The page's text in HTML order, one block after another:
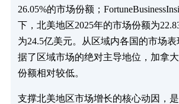
26.05%的市场份额；
下，北美地区2025年的市场份额为
为24.5亿美元。从区域内各国的市场
据了区域市场的绝对主导地位，加拿
份额相对较低。​
支撑北美地区市场增长的核心动因，